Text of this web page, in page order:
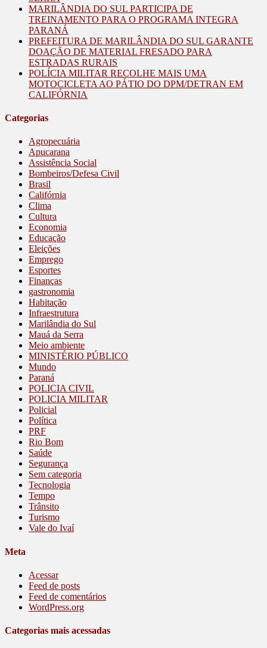
MARILÂNDIA DO SUL PARTICIPA DE
TREINAMENTO PARA O PROGRAMA INTEGRA
PARANÁ
PREFEITURA DE MARILÂNDIA DO SUL GARANTE
DOAÇÃO DE MATERIAL FRESADO PARA
ESTRADAS RURAIS
POLÍCIA MILITAR RECOLHE MAIS UMA
MOTOCICLETA AO PÁTIO DO DPM/DETRAN EM
CALIFÓRNIA
Categorias
Agropecuária
Apucarana
Assistência Social
Bombeiros/Defesa Civil
Brasil
Califórnia
Clima
Cultura
Economia
Educação
Eleições
Emprego
Esportes
Finanças
gastronomia
Habitação
Infraestrutura
Marilândia do Sul
Mauá da Serra
Meio ambiente
MINISTÉRIO PÚBLICO
Mundo
Paraná
POLICIA CIVIL
POLICIA MILITAR
Policial
Política
PRF
Rio Bom
Saúde
Segurança
Sem categoria
Tecnologia
Tempo
Trânsito
Turismo
Vale do Ivaí
Meta
Acessar
Feed de posts
Feed de comentários
WordPress.org
Categorias mais acessadas